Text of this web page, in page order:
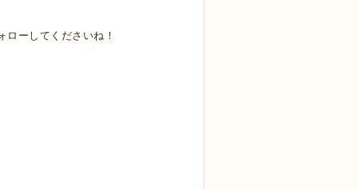
ーしてくださいね！